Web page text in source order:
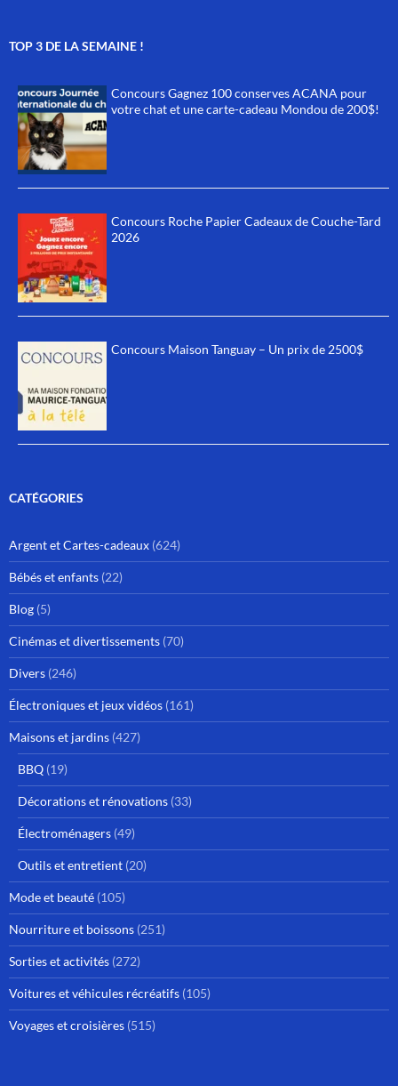
TOP 3 DE LA SEMAINE !
Concours Gagnez 100 conserves ACANA pour
votre chat et une carte-cadeau Mondou de 200$!
Concours Roche Papier Cadeaux de Couche-Tard
2026
Concours Maison Tanguay – Un prix de 2500$
CATÉGORIES
Argent et Cartes-cadeaux (624)
Bébés et enfants (22)
Blog (5)
Cinémas et divertissements (70)
Divers (246)
Électroniques et jeux vidéos (161)
Maisons et jardins (427)
BBQ (19)
Décorations et rénovations (33)
Électroménagers (49)
Outils et entretient (20)
Mode et beauté (105)
Nourriture et boissons (251)
Sorties et activités (272)
Voitures et véhicules récréatifs (105)
Voyages et croisières (515)